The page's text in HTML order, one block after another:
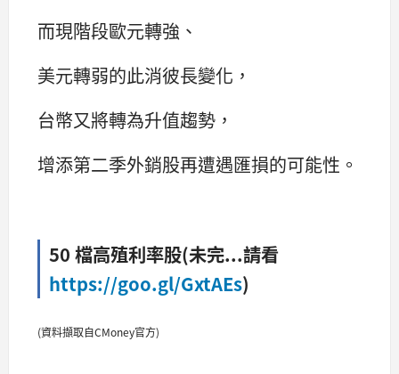
而現階段歐元轉強、
美元轉弱的此消彼長變化，
台幣又將轉為升值趨勢，
增添第二季外銷股再遭遇匯損的可能性。
50 檔高殖利率股(未完...請看
https://goo.gl/GxtAEs)
(資料擷取自CMoney官方)